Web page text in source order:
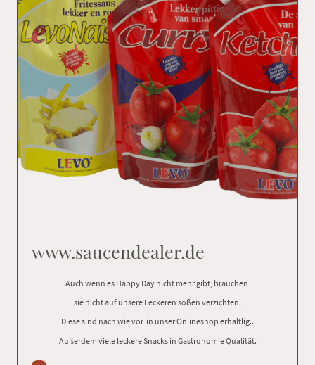
www.saucendealer.de
Auch wenn es Happy Day nicht mehr gibt, brauchen
sie nicht auf unsere Leckeren soßen verzichten.
Diese sind nach wie vor in unser Onlineshop erhältlig..
Außerdem viele leckere Snacks in Gastronomie Qualität.